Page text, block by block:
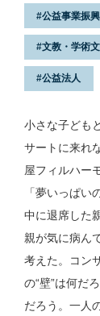
公益事業振
文教・学術
公益法人
小さな子ども
サートに来れ
屋フィルハー
「夢いっぱ
中に退席した
親が気に病ん
考えた。コン
の“壁”は何だ
だろう。一人